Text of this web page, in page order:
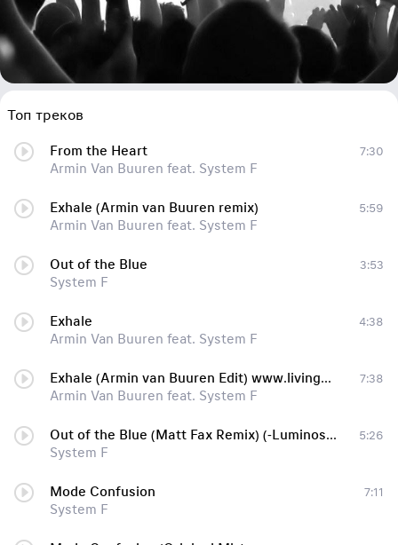
Топ треков
From the Heart
Armin Van Buuren feat. System F
7:30
Exhale (Armin van Buuren remix)
Armin Van Buuren feat. System F
5:59
Out of the Blue
System F
3:53
Exhale
Armin Van Buuren feat. System F
4:38
Exhale (Armin van Buuren Edit) www.livingelectro.com, Armin van Buuren Edit
Armin Van Buuren feat. System F
7:38
Out of the Blue (Matt Fax Remix) (-Luminosity 2020- Rip) «ш» http://enigmat.webhop.net «ш»
System F
5:26
Mode Confusion
System F
7:11